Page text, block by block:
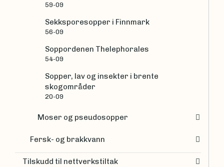
59-09
Sekksporesopper i Finnmark
56-09
Soppordenen Thelephorales
54-09
Sopper, lav og insekter i brente
skogområder
20-09
Moser og pseudosopper
Fersk- og brakkvann
Tilskudd til nettverkstiltak